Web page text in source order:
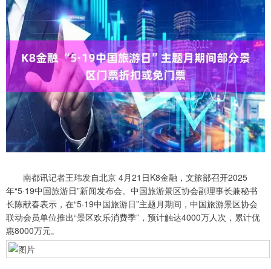
南都讯记者王玮发自北京 4月21日K8金融，文旅部召开2025
年“5·19中国旅游日”新闻发布会。中国旅游景区协会副理事长兼秘书
长陈献春表示，在“5·19中国旅游日”主题月期间，中国旅游景区协会
联动会员单位推出“景区欢乐消费季”，预计触达4000万人次，累计优
惠8000万元。